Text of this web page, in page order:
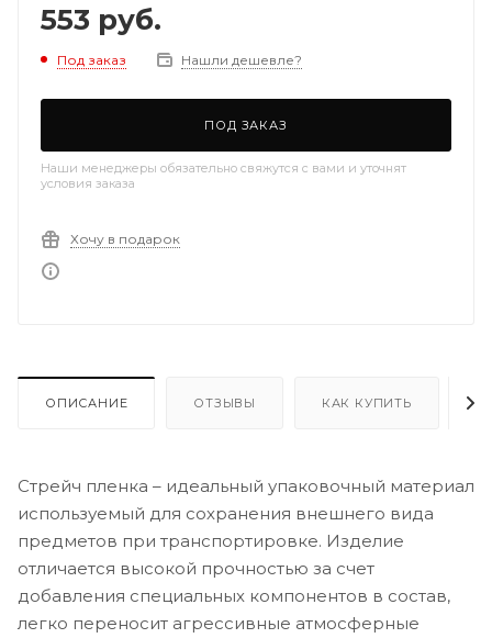
553 руб.
Под заказ Нашли дешевле?
ПОД ЗАКАЗ
Наши менеджеры обязательно свяжутся с вами и уточнят
условия заказа
Хочу в подарок
ОПИСАНИЕ ОТЗЫВЫ КАК КУПИТЬ
Стрейч пленка – идеальный упаковочный материал
используемый для сохранения внешнего вида
предметов при транспортировке. Изделие
отличается высокой прочностью за счет
добавления специальных компонентов в состав,
легко переносит агрессивные атмосферные